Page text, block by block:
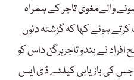
والےمغوی تاجر کے ہمراہ
ہوئے کہا کہ گزشتہ دنوں
نے ہندو تاجرہرگن داس کو
جس کی بازیابی کیلئے ڈی ایس